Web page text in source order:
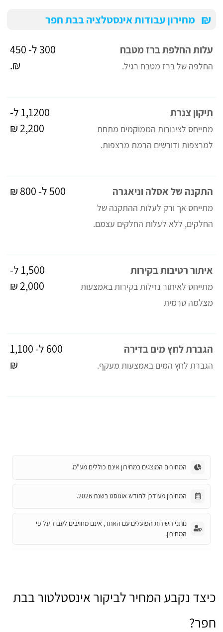
₪ מחירון עבודות אינסטלציה בבת חפר
עלות החלפת ברז מטבח
החלפה של ברז מטבח רגיל.
300 ל- 450
₪.
תיקון צנרת
מתייחס לצינורות הממוקמים מתחת
למרצפות ודורשים הרמת מרצפות.
1,1200 ל-
2,200 ₪
התקנה של אסלה וניאגרה
מתייחס אך ורק לעלות ההתקנה של
החלקים, ללא לעלות החלקים עצמם.
500 ל- 800 ₪
איתור רטיבות בקירות
מתייחס לאיתור נזילות בקירות באמצעות
מצלמה טרמית
1,500 ל-
2,000 ₪
הגברת לחץ מים בדירה
הגברת לחץ המים באמצעות מעקף.
600 ל- 1,100
₪
המחירים המוצגים במחירון אינם כוללים מע"מ.
המחירון מעודכן לחודש אוגוסט בשנת 2026.
נותני השירות הפועלים עם האתר, אינם מחויבים לעבוד על פי
המחירון.
כיצד נקבע המחיר לביקור אינסטלטור בבת
חפר?